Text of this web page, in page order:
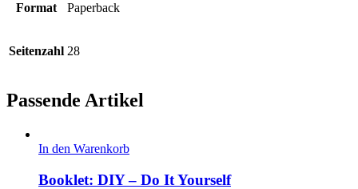
Format Paperback
Seitenzahl 28
Passende Artikel
In den Warenkorb
Booklet: DIY – Do It Yourself